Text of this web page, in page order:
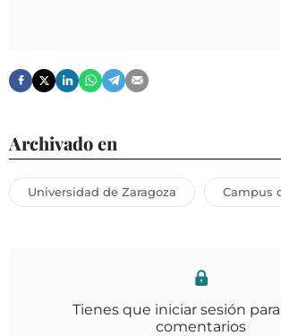
Archivado en
Universidad de Zaragoza Campus
Tienes que iniciar sesión
comentarios